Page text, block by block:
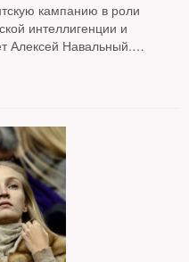
кампанию в роли
интеллигенции и
Алексей Навальный.